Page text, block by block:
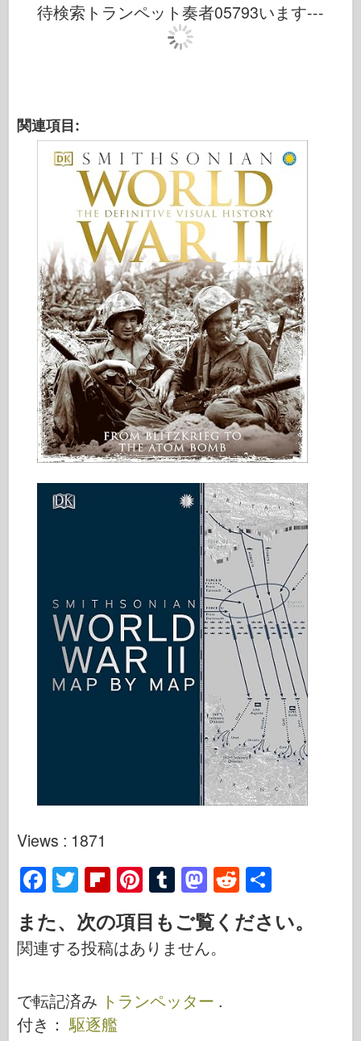
待検索トランペット奏者05793います---
関連項目:
Views : 1871
F
c
e
b
o
T
wi
tt
er
Fl
ip
b
o
d
Pi
nt
er
e
T
u
m
bl
M
a
st
o
o
R
e
d
h
ar
また、次の項目もご覧ください。
関連する投稿はありません。
で転記済み トランペッター .
付き：駆逐艦